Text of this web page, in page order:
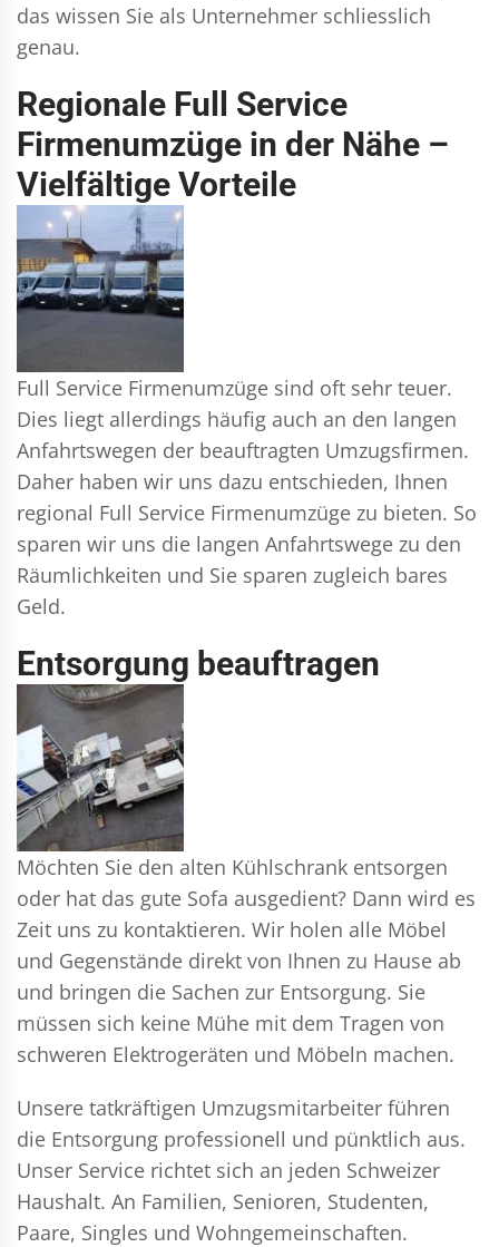
das wissen Sie als Unternehmer schliesslich
genau.
Regionale Full Service
Firmenumzüge in der Nähe –
Vielfältige Vorteile
Full Service Firmenumzüge sind oft sehr teuer.
Dies liegt allerdings häufig auch an den langen
Anfahrtswegen der beauftragten Umzugsfirmen.
Daher haben wir uns dazu entschieden, Ihnen
regional Full Service Firmenumzüge zu bieten. So
sparen wir uns die langen Anfahrtswege zu den
Räumlichkeiten und Sie sparen zugleich bares
Geld.
Entsorgung beauftragen
Möchten Sie den alten Kühlschrank entsorgen
oder hat das gute Sofa ausgedient? Dann wird es
Zeit uns zu kontaktieren. Wir holen alle Möbel
und Gegenstände direkt von Ihnen zu Hause ab
und bringen die Sachen zur Entsorgung. Sie
müssen sich keine Mühe mit dem Tragen von
schweren Elektrogeräten und Möbeln machen.
Unsere tatkräftigen Umzugsmitarbeiter führen
die Entsorgung professionell und pünktlich aus.
Unser Service richtet sich an jeden Schweizer
Haushalt. An Familien, Senioren, Studenten,
Paare, Singles und Wohngemeinschaften.